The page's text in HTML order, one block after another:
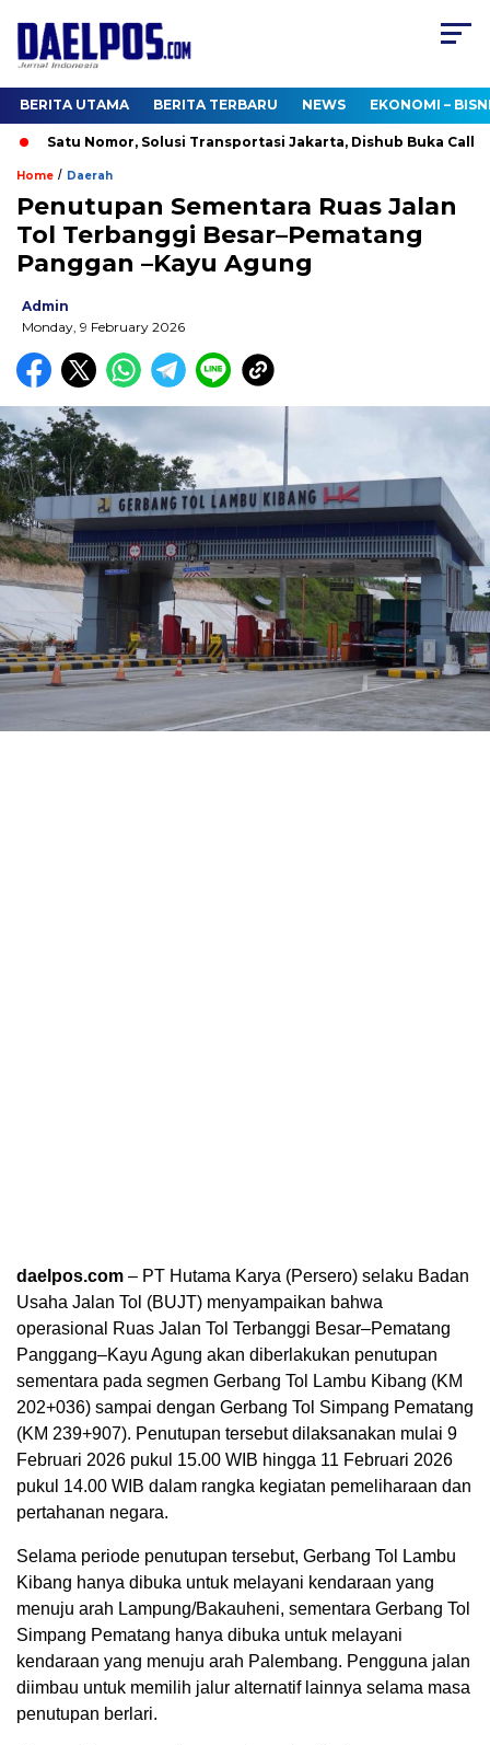
BERITA UTAMA BERITA TERBARU NEWS EKONOMI –
Satu Nomor, Solusi Transportasi Jakarta, Dishub Buka Call
Home / Daerah
Penutupan Sementara Ruas Jalan
Tol Terbanggi Besar–Pematang
Panggan –Kayu Agung
Admin
Monday, 9 February 2026
daelpos.com – PT Hutama Karya (Persero) selaku Badan
Usaha Jalan Tol (BUJT) menyampaikan bahwa
operasional Ruas Jalan Tol Terbanggi Besar–Pematang
Panggang–Kayu Agung akan diberlakukan penutupan
sementara pada segmen Gerbang Tol Lambu Kibang (KM
202+036) sampai dengan Gerbang Tol Simpang Pematang
(KM 239+907). Penutupan tersebut dilaksanakan mulai 9
Februari 2026 pukul 15.00 WIB hingga 11 Februari 2026
pukul 14.00 WIB dalam rangka kegiatan pemeliharaan dan
pertahanan negara.
Selama periode penutupan tersebut, Gerbang Tol Lambu
Kibang hanya dibuka untuk melayani kendaraan yang
menuju arah Lampung/Bakauheni, sementara Gerbang Tol
Simpang Pematang hanya dibuka untuk melayani
kendaraan yang menuju arah Palembang. Pengguna jalan
diimbau untuk memilih jalur alternatif lainnya selama masa
penutupan berlari.